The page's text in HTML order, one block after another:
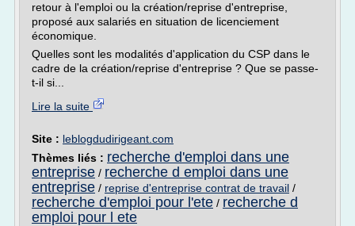
retour à l'emploi ou la création/reprise d'entreprise,
proposé aux salariés en situation de licenciement
économique.
Quelles sont les modalités d'application du CSP dans le
cadre de la création/reprise d'entreprise ? Que se passe-
t-il si...
Lire la suite
Site : leblogdudirigeant.com
Thèmes liés : recherche d'emploi dans une
entreprise / recherche d emploi dans une
entreprise / reprise d'entreprise contrat de travail /
recherche d'emploi pour l'ete / recherche d
emploi pour l ete